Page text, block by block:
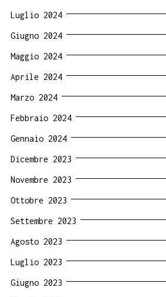
Luglio 2024
Giugno 2024
Maggio 2024
Aprile 2024
Marzo 2024
Febbraio 2024
Gennaio 2024
Dicembre 2023
Novembre 2023
Ottobre 2023
Settembre 2023
Agosto 2023
Luglio 2023
Giugno 2023